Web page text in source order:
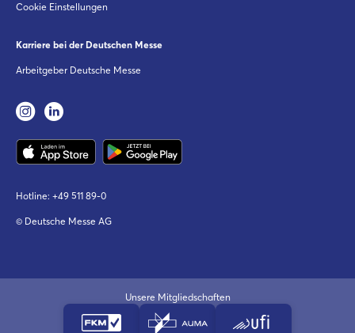
Cookie Einstellungen
Karriere bei der Deutschen Messe
Arbeitgeber Deutsche Messe
Hotline: +49 511 89-0
© Deutsche Messe AG
Unsere Mitgliedschaften